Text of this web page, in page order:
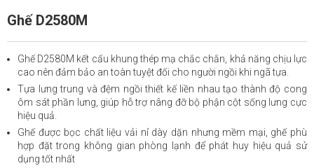
Ghế D2580M
Ghế D2580M kết cấu khung thép mạ chắc chắn, khả năng chịu lực
cao nên đảm bảo an toàn tuyệt đối cho người ngồi khi ngã tựa.
Tựa lưng trung và đệm ngồi thiết kế liền nhau tạo thành độ cong
ôm sát phần lưng, giúp hỗ trợ nâng đỡ bộ phận cột sống lưng cực
hiệu quả.
Ghế được bọc chất liệu vải nỉ dày dặn nhưng mềm mại, ghế phù
hợp đặt trong không gian phòng lạnh để phát huy hiệu quả sử
dụng tốt nhất